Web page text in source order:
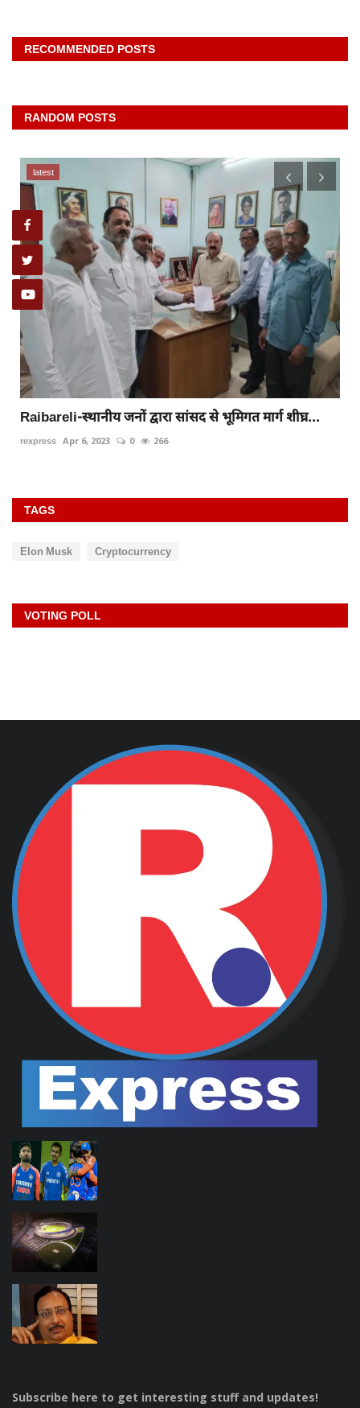
RECOMMENDED POSTS
RANDOM POSTS
latest
Raibareli-स्थानीय जनों द्वारा सांसद से भूमिगत मार्ग शीघ्र...
rexpress Apr 6, 2023 0 266
TAGS
Elon Musk Cryptocurrency
VOTING POLL
Subscribe here to get interesting stuff and updates!